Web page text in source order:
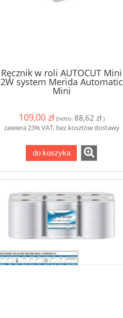
Ręcznik w roli AUTOCUT Mini
2W system Merida Automatic
Mini
109,00 zł (netto: 88,62 zł)
zawiera 23% VAT, bez kosztów dostawy
do koszyka